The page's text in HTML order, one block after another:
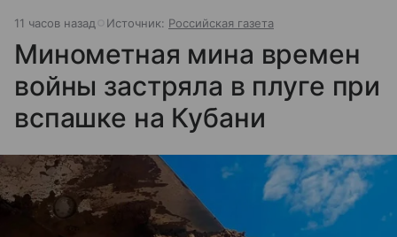
11 часов назад Источник: Российская газета
Минометная мина времен
войны застряла в плуге при
вспашке на Кубани